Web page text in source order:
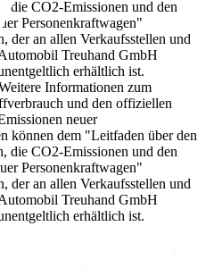
die CO2-Emissionen und den
Personenkraftwagen"
der an allen Verkaufsstellen und
Automobil Treuhand GmbH
erhältlich ist.
Informationen zum
und den offiziellen
neuer
können dem "Leitfaden über den
die CO2-Emissionen und den
Personenkraftwagen"
der an allen Verkaufsstellen und
Automobil Treuhand GmbH
erhältlich ist.